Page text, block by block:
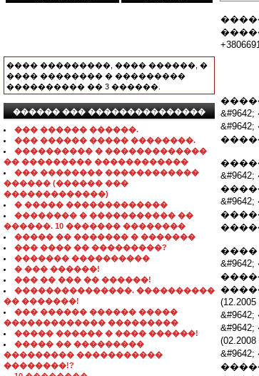
���� ���������, ���� ������, �
���� �������� � ���������
���������� �� 3 ������.
������ ��� ���������������
��� ������ ������.
��� ������ ����� ��������.
���������� � �������������
�� ��������� ������������
��� �������� ������������
������ (������ ���
�������������)
� ����� �������������
�������� � ����������� ��
������. 10 ������� ��������
����� �� ������� � �������
��� ���� �� ���������?
������� ����������
� ��� ������!
��� �� ��� �� ������!
���������������. ����������
�� �������!
��� ������ ������ �����
������������� ���������
����� ������ � ���� ������!
����� �� ���������
��������� �����������
��������!?